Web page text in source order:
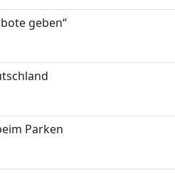
geben“
Parken